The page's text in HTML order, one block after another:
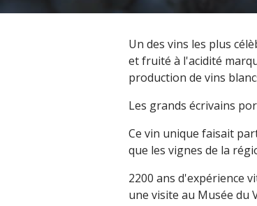
Un des vins les plus
et fruité à l'acidité
production de vins
Les grands écrivains
Ce vin unique faisait
que les vignes de la
2200 ans d'expérience
une visite au Musée du